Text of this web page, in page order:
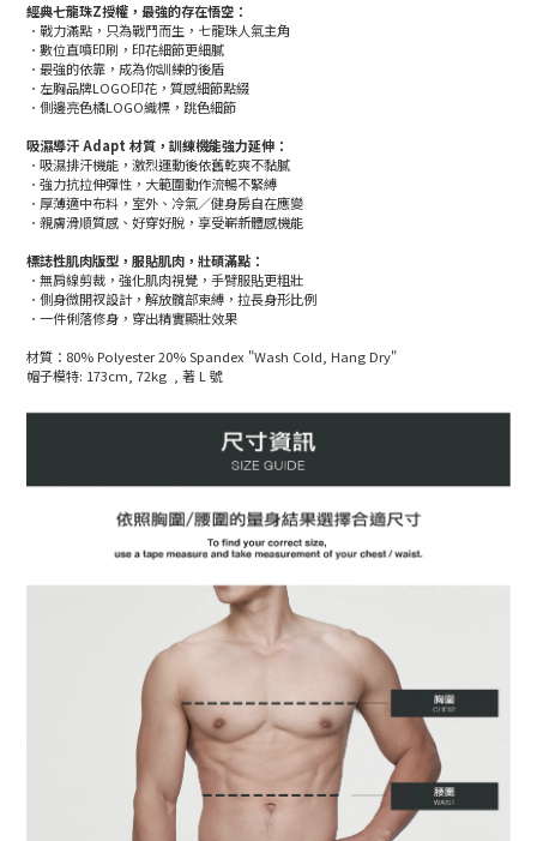
經典七龍珠Z授權，最強的存在悟空：
．戰力滿點，只為戰鬥而生，七龍珠人氣主角
．數位直噴印刷，印花細節更細膩
．最強的依靠，成為你訓練的後盾
．左胸品牌LOGO印花，質感細節點綴
．側邊亮色橘LOGO織標，跳色細節
吸濕導汗 Adapt 材質，訓練機能強力延伸：
．吸濕排汗機能，激烈運動後依舊乾爽不黏膩
．強力抗拉伸彈性，大範圍動作流暢不緊縛
．厚薄適中布料，室外、冷氣／健身房自在應變
．親膚滑順質感、好穿好脫，享受嶄新體感機能
標誌性肌肉版型，服貼肌肉，壯碩滿點：
．無肩線剪裁，強化肌肉視覺，手臂服貼更粗壯
．側身微開衩設計，解放髖部束縛，拉長身形比例
．一件俐落修身，穿出精實顯壯效果
材質：80% Polyester 20% Spandex "Wash Cold, Hang Dry"
帽子模特: 173cm, 72kg , 著 L 號